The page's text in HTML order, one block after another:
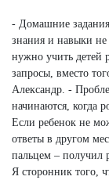
- Домашние
знания и навыки не
нужно учить детей
запросы, вместо
Александр. -
начинаются, когда
Если ребенок не
ответы в другом
пальцем – получил
Я сторонник того,